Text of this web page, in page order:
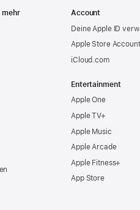
mehr
Account
Deine Apple ID
Apple Store Account
iCloud.com
Entertainment
Apple One
Apple TV+
Apple Music
Apple Arcade
Apple Fitness+
App Store